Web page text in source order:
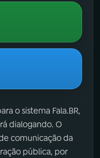
o sistema Fala.BR,
dialogando. O
comunicação da
pública, por